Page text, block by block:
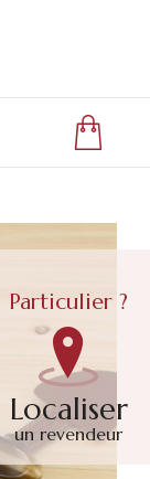
Particulier ?
Localiser
un revendeur